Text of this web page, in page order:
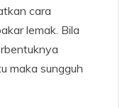
cara
lemak. Bila
maka sungguh